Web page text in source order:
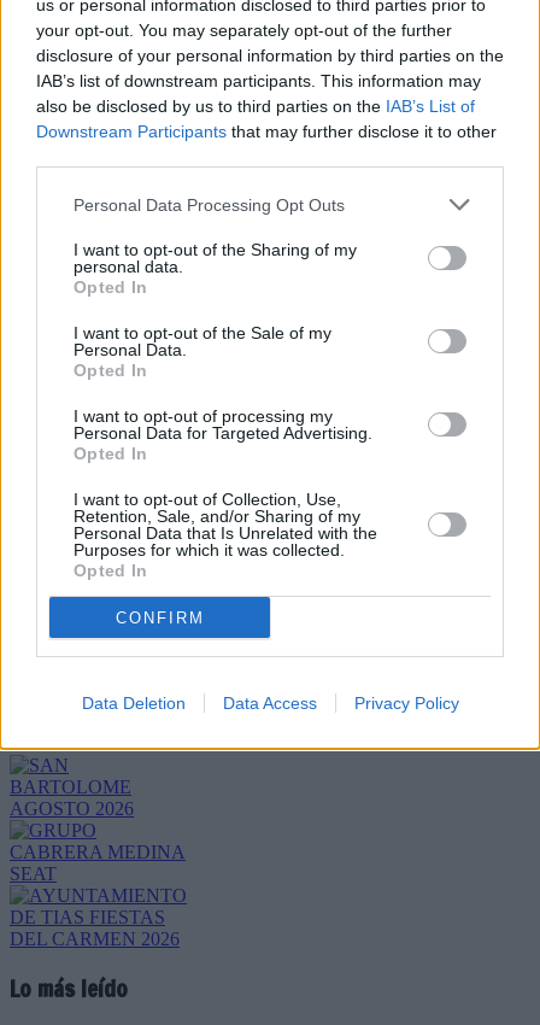
us or personal information disclosed to third parties prior to
your opt-out. You may separately opt-out of the further
disclosure of your personal information by third parties on the
IAB’s list of downstream participants. This information may
also be disclosed by us to third parties on the IAB’s List of
Downstream Participants that may further disclose it to other
Personal Data Processing Opt Outs
I want to opt-out of the Sharing of my
personal data.
Opted In
I want to opt-out of the Sale of my
Personal Data.
Opted In
I want to opt-out of processing my
Personal Data for Targeted Advertising.
Opted In
I want to opt-out of Collection, Use,
Retention, Sale, and/or Sharing of my
Personal Data that Is Unrelated with the
Purposes for which it was collected.
Opted In
CONFIRM
Data Deletion Data Access Privacy Policy
antifraude tiene por objeto la puesta en
marcha de los procedimientos que
faciliten el acceso de la Entidad a las
líneas de subvención y fondos que se
impulsan desde distintas
administraciones públicas.
orientados a reforzar la lucha contra el
fraude desde la Administración.
Escribir un comentario
(requerido)
Refescar
PUBLICIDAD
Lo más leído